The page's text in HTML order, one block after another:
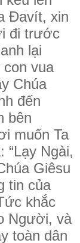
Ðavít, xin
đi trước
lại
con vua
Chúa
đến
bên
muốn Ta
“Lạy Ngài,
Giêsu
tin của
khắc
Người, và
toàn dân